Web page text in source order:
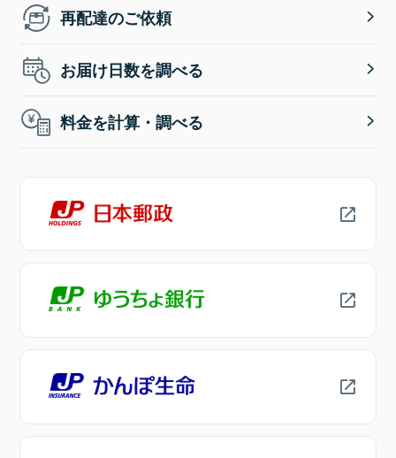
再配達のご依頼
お届け日数を調べる
料金を計算・調べる